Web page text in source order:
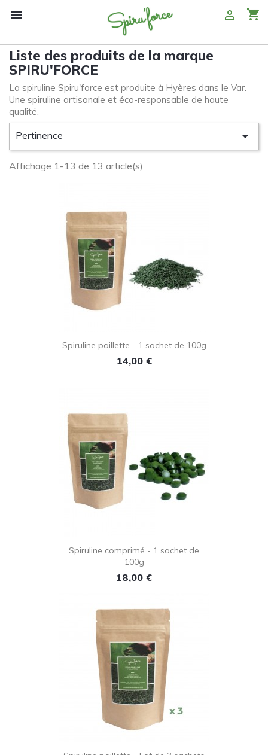
 shopping_cart

Liste des produits de la marque
SPIRU'FORCE
La spiruline Spiru'force est produite à Hyères dans le Var.
Une spiruline artisanale et éco-responsable de haute
qualité.
Pertinence 
Affichage 1-13 de 13 article(s)
Spiruline paillette - 1 sachet de 100g
Prix
14,00 €
Spiruline comprimé - 1 sachet de
100g
Prix
18,00 €